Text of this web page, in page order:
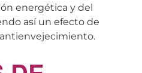
energética y del
así un efecto de